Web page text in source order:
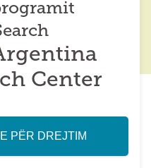
Center
PËR DREJTIM